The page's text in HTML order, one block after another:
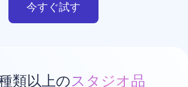
今すぐ試す
類以上のスタジオ品